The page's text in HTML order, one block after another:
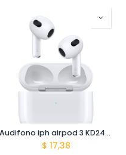
Audifono iph airpod 3 KD2414-AU00056
$ 17,38